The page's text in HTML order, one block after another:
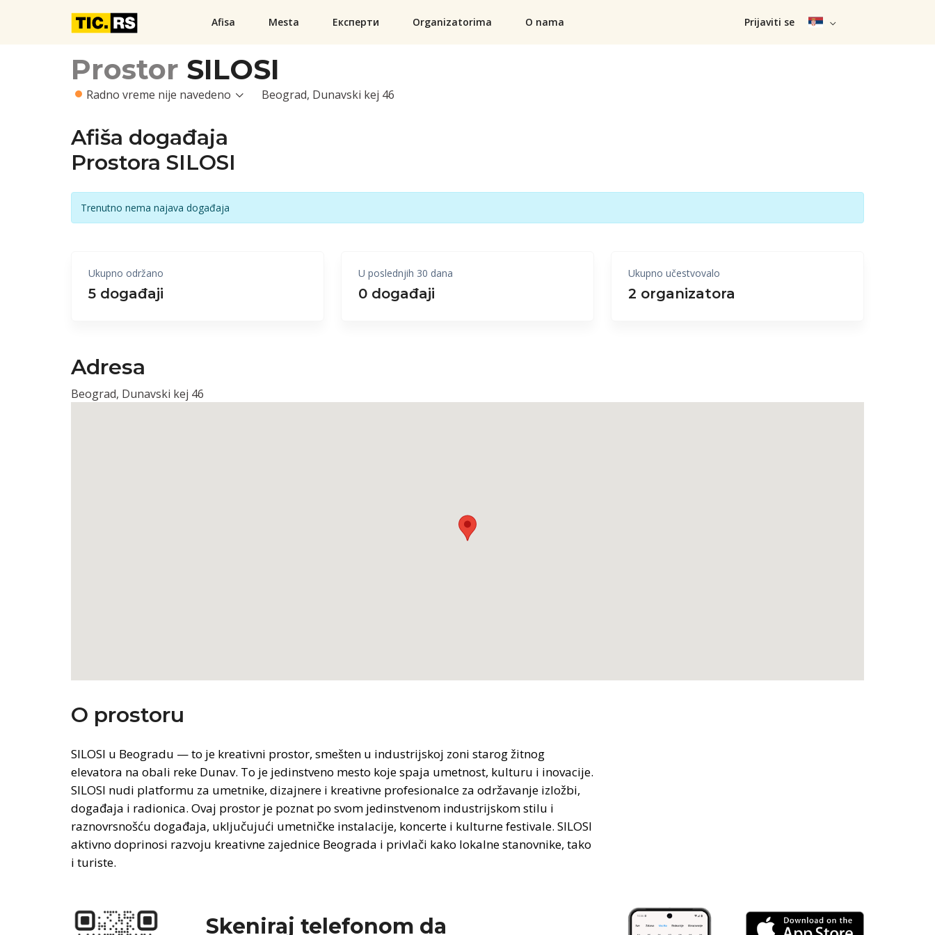
Afisa Mesta Експерти Organizatorima O nama Prijaviti se
Prostor SILOSI
Radno vreme nije navedeno Beograd, Dunavski kej 46
Afiša događaja
Prostora SILOSI
Trenutno nema najava događaja
Ukupno održano
5 događaji
U poslednjih 30 dana
0 događaji
Ukupno učestvovalo
2 organizatora
Adresa
Beograd, Dunavski kej 46
O prostoru
SILOSI u Beogradu — to je kreativni prostor, smešten u industrijskoj zoni starog žitnog
elevatora na obali reke Dunav. To je jedinstveno mesto koje spaja umetnost, kulturu i inovacije.
SILOSI nudi platformu za umetnike, dizajnere i kreativne profesionalce za održavanje izložbi,
događaja i radionica. Ovaj prostor je poznat po svom jedinstvenom industrijskom stilu i
raznovrsnošću događaja, uključujući umetničke instalacije, koncerte i kulturne festivale. SILOSI
aktivno doprinosi razvoju kreativne zajednice Beograda i privlači kako lokalne stanovnike, tako
i turiste.
Skeniraj telefonom da